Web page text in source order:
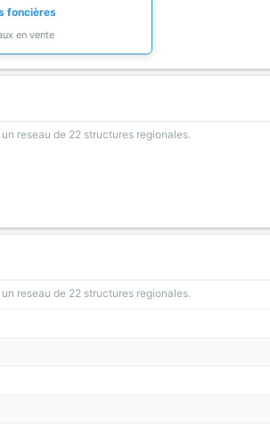
foncières
en vente
reseau de 22 structures regionales.
reseau de 22 structures regionales.